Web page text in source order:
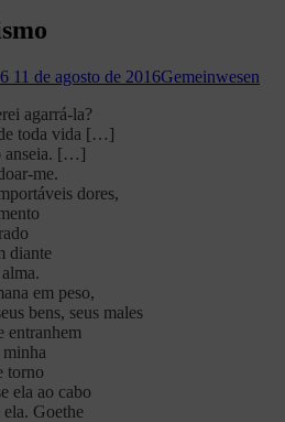
11 de agosto de 2016Gemeinwesen
agarrá-la?
de toda vida […]
anseia. […]
me.
dores,
diante
em peso,
bens, seus males
entranhem
torno
ela ao cabo
Goethe